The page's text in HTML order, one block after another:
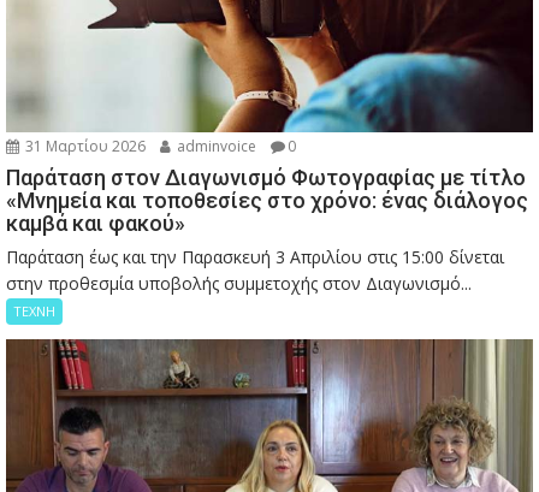
31 Μαρτίου 2026 adminvoice 0
Παράταση στον Διαγωνισμό Φωτογραφίας με τίτλο
«Μνημεία και τοποθεσίες στο χρόνο: ένας διάλογος
καμβά και φακού»
Παράταση έως και την Παρασκευή 3 Απριλίου στις 15:00 δίνεται
στην προθεσμία υποβολής συμμετοχής στον Διαγωνισμό...
ΤΕΧΝΗ